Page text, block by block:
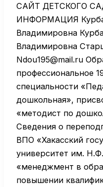
САЙТ ДЕТСКОГО
ИНФОРМАЦИЯ
Владимировна
Владимировна
Ndou195@mail.ru
профессиональное
специальности
дошкольная»,
«методист по
Сведения о
ВПО «Хакасский
университет им.
«менеджмент в
повышении